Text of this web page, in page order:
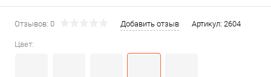
Отзывов: 0 Добавить отзыв Артикул: 2604
Цвет: